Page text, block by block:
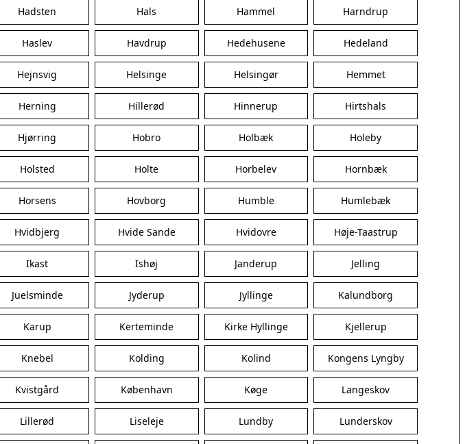
Albertslund
Allerød
Birkerød
Charlottenlund
Farum
Fredensborg
Frederiksberg
Frederikssund
Frederiksværk
Gladsaxe
Glostrup
Greve
Hedehusene
Herlev
Hvidovre
Høje-Taastrup
Ishøj
Lillerød
Måløv
Rødovre
Hadsten Hals Hammel Harndrup
Haslev Havdrup Hedehusene Hedeland
Hejnsvig Helsinge Helsingør Hemmet
Herning Hillerød Hinnerup Hirtshals
Hjørring Hobro Holbæk Holeby
Holsted Holte Horbelev Hornbæk
Horsens Hovborg Humble Humlebæk
Hvidbjerg Hvide Sande Hvidovre Høje-Taastrup
Ikast Ishøj Janderup Jelling
Juelsminde Jyderup Jyllinge Kalundborg
Karup Kerteminde Kirke Hyllinge Kjellerup
Knebel Kolding Kolind Kongens Lyngby
Kvistgård København Køge Langeskov
Lillerød Liseleje Lundby Lunderskov